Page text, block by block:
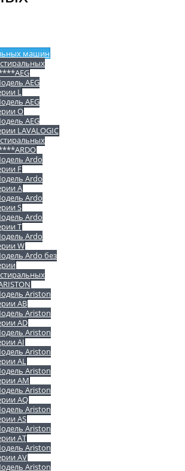
машин
AEG
L
AEG
O
AEG
LAVALOGIC
Ardo
F
Ardo
A
Ardo
S
Ardo
T
Ardo
W
Ardo без
Ariston
AB
Ariston
AD
Ariston
AI
Ariston
AL
Ariston
AM
Ariston
AQ
Ariston
AS
Ariston
AT
Ariston
AV
Ariston